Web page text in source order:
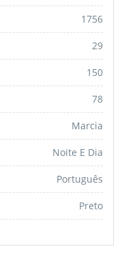
1756
29
150
78
Marcia
Noite E Dia
Português
Preto